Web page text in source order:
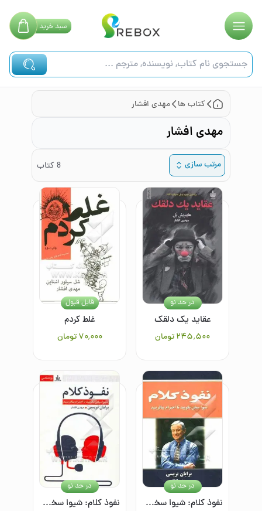
سبدخرید
کتاب ها مهدی افشار
مهدی افشار
مرتب سازی 8 کتاب
عقاید یک دلقک
۲۴۵٬۵۰۰تومان
در حد نو
غلط کردم
۷۰٬۰۰۰ تومان
قابل قبول
نفوذ کلام: شیوا سخن بگویید تا احترام بیافرینید
در حد نو
نفوذ کلام: شیوا سخن بگویید تا احترام بیافرینید
در حد نو